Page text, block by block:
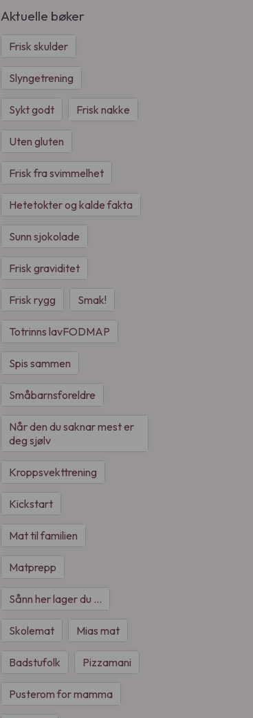
Aktuelle bøker
Frisk skulder
Slyngetrening
Sykt godt Frisk nakke
Uten gluten
Frisk fra svimmelhet
Hetetokter og kalde fakta
Sunn sjokolade
Frisk graviditet
Frisk rygg Smak!
Totrinns lavFODMAP
Spis sammen
Småbarnsforeldre
Når den du saknar mest er
deg sjølv
Kroppsvekttrening
Kickstart
Mat til familien
Matprepp
Sånn her lager du …
Skolemat Mias mat
Badstufolk Pizzamani
Pusterom for mamma